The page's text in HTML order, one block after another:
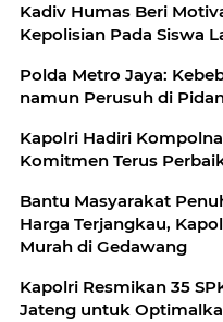
Kadiv Humas Beri
Kepolisian Pada Siswa
Polda Metro Jaya:
namun Perusuh di
Kapolri Hadiri
Komitmen Terus
Bantu Masyarakat
Harga Terjangkau,
Murah di Gedawang
Kapolri Resmikan 35
Jateng untuk